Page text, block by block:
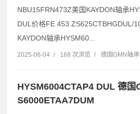
NBU15FRN473Z美国KAYDON轴承
DUL价格FE 453 ZS625CTBHGDUL/
KAYDON轴承HYSM60...
2025-06-04 / 168 次浏览 / 德国GMN轴承
HYSM6004CTAP4 DUL 德国
S6000ETAA7DUM